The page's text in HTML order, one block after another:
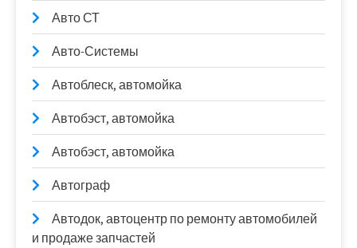
Авто СТ
Авто-Системы
Автоблеск, автомойка
Автобэст, автомойка
Автобэст, автомойка
Автограф
Автодок, автоцентр по ремонту автомобилей
и продаже запчастей